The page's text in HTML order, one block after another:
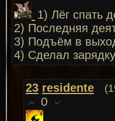
1) Лёг спать
2) Последняя
3) Подъём в
4) Сделал
23 residente
0